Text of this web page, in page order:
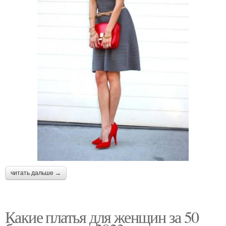
читать дальше →
Какие платья для женщин за 50